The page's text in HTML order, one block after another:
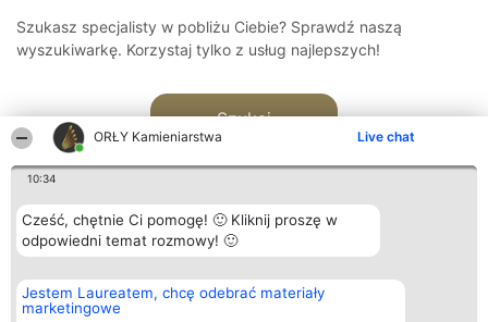
ORŁY Kamieniarstwa Live chat
10:34
Cześć, chętnie Ci pomogę! 🙂 Kliknij proszę w
odpowiedni temat rozmowy! 🙂
Jestem Laureatem, chcę odebrać materiały
marketingowe
Szukasz specjalisty w pobliżu Ciebie? Sprawdź naszą
wyszukiwarkę. Korzystaj tylko z usług najlepszych!
Szukaj
Organizator plebiscytu
Bright Side Solutions sp. z o.
o. sp. k.
Plebiscyt
Laureaci
Kontakt
Kontakt